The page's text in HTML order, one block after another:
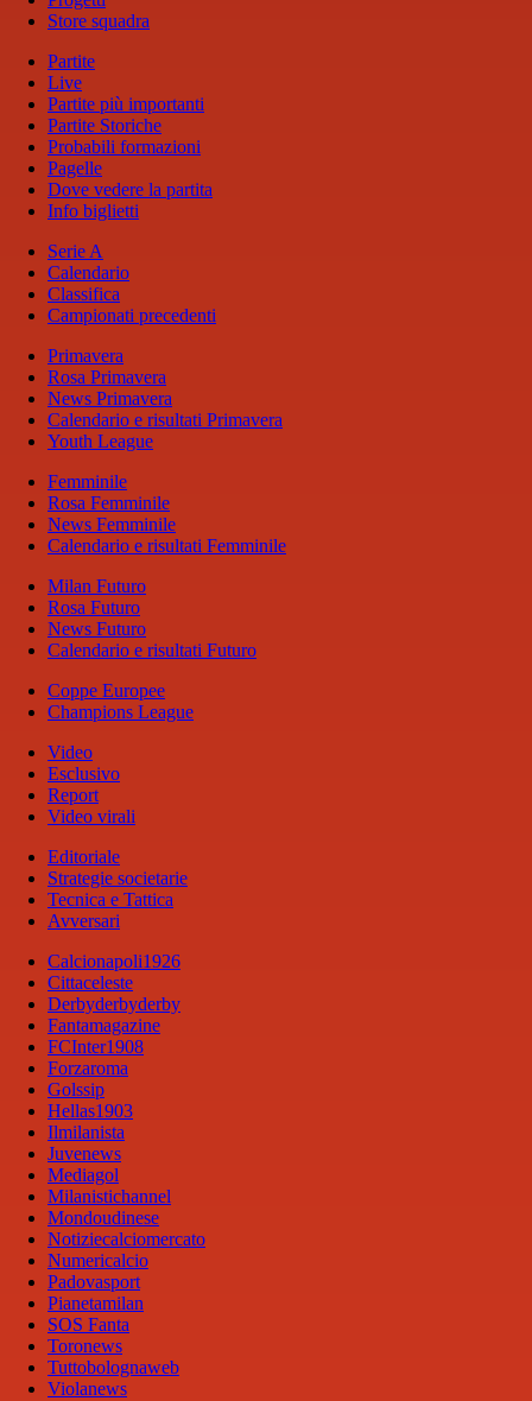
Store squadra
Partite
Live
Partite più importanti
Partite Storiche
Probabili formazioni
Pagelle
Dove vedere la partita
Info biglietti
Serie A
Calendario
Classifica
Campionati precedenti
Primavera
Rosa Primavera
News Primavera
Calendario e risultati Primavera
Youth League
Femminile
Rosa Femminile
News Femminile
Calendario e risultati Femminile
Milan Futuro
Rosa Futuro
News Futuro
Calendario e risultati Futuro
Coppe Europee
Champions League
Video
Esclusivo
Report
Video virali
Editoriale
Strategie societarie
Tecnica e Tattica
Avversari
Calcionapoli1926
Cittaceleste
Derbyderbyderby
Fantamagazine
FCInter1908
Forzaroma
Golssip
Hellas1903
Ilmilanista
Juvenews
Mediagol
Milanistichannel
Mondoudinese
Notiziecalciomercato
Numericalcio
Padovasport
Pianetamilan
SOS Fanta
Toronews
Tuttobolognaweb
Violanews